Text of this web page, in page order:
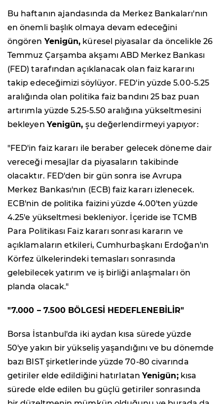
Bu haftanın ajandasında da Merkez Bankaları'nın
en önemli başlık olmaya devam edeceğini
öngören Yenigün, küresel piyasalar da öncelikle 26
Temmuz Çarşamba akşamı ABD Merkez Bankası
(FED) tarafından açıklanacak olan faiz kararını
takip edeceğimizi söylüyor. FED'in yüzde 5.00-5.25
aralığında olan politika faiz bandını 25 baz puan
artırımla yüzde 5.25-5.50 aralığına yükseltmesini
bekleyen Yenigün,şu değerlendirmeyi yapıyor:
"FED'in faiz kararı ile beraber gelecek döneme dair
vereceği mesajlar da piyasaların takibinde
olacaktır. FED'den bir gün sonra ise Avrupa
Merkez Bankası'nın (ECB) faiz kararı izlenecek.
ECB'nin de politika faizini yüzde 4.00'ten yüzde
4.25'e yükseltmesi bekleniyor. İçeride ise TCMB
Para Politikası Faiz kararı sonrası kararın ve
açıklamaların etkileri, Cumhurbaşkanı Erdoğan'ın
Körfez ülkelerindeki temasları sonrasında
gelebilecek yatırım ve iş birliği anlaşmaları ön
planda olacak."
"7.000 – 7.500 BÖLGESİ HEDEFLENEBİLİR"
Borsa İstanbul'da iki aydan kısa sürede yüzde
50'ye yakın bir yükseliş yaşandığını ve bu dönemde
bazı BIST şirketlerinde yüzde 70-80 civarında
getiriler elde edildiğini hatırlatan Yenigün;kısa
sürede elde edilen bu güçlü getiriler sonrasında